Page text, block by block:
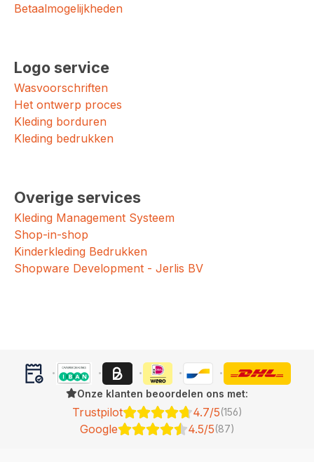
Betaalmogelijkheden
Logo service
Wasvoorschriften
Het ontwerp proces
Kleding borduren
Kleding bedrukken
Overige services
Kleding Management Systeem
Shop-in-shop
Kinderkleding Bedrukken
Shopware Development - Jerlis BV
Onze klanten beoordelen ons met:
Trustpilot 4.7/5(156)
Google 4.5/5(87)